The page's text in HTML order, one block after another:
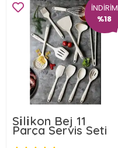
İNDİRİM
%18
Si̇li̇kon Bej 11
Parça Servis Seti